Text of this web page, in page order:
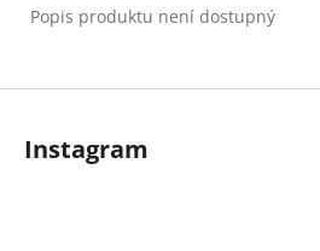
Popis produktu není dostupný
Z
Instagram